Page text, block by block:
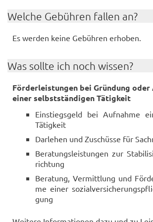
Wel­che Ge­büh­ren fal­len an?
Es wer­den keine Ge­büh­ren er­ho­ben.
Was soll­te ich noch wis­sen?
För­der­leis­tun­gen bei Grün­dung oder
einer selbst­stän­di­gen Tä­tig­keit
Ein­stiegs­geld bei Auf­nah­me
Tä­tig­keit
Dar­le­hen und Zu­schüs­se für
Be­ra­tungs­leis­tun­gen zur
rich­tung
Be­ra­tung, Ver­mitt­lung und
me einer
gung